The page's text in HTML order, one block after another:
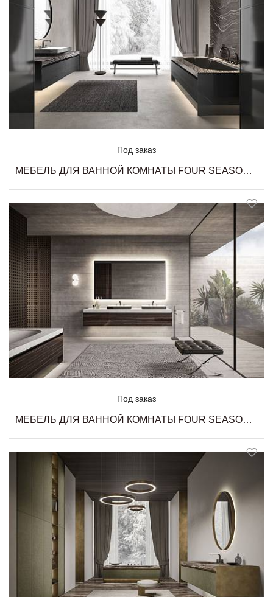
Под заказ
МЕБЕЛЬ ДЛЯ ВАННОЙ КОМНАТЫ FOUR SEASONS 17 MILLDUE
Под заказ
МЕБЕЛЬ ДЛЯ ВАННОЙ КОМНАТЫ FOUR SEASONS 19 MILLDUE